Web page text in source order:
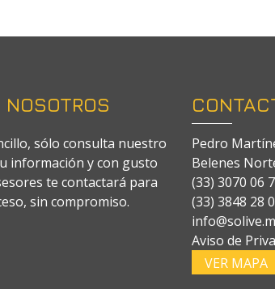
sólo consulta nuestro
información y con gusto
te contactará para
sin compromiso.
Pedro
Belenes
(33) 3070 06
(33) 3848 28
Aviso de
VER MAPA